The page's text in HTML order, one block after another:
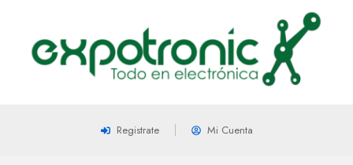
Registrate Mi Cuenta